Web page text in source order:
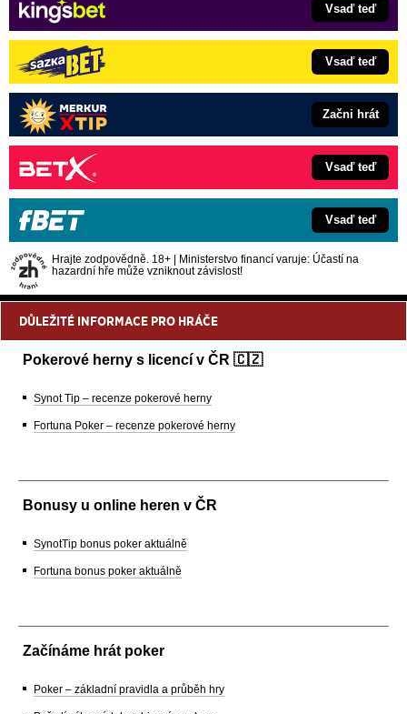
Vsaď teď
Vsaď teď
Začni hrát
Vsaď teď
Vsaď teď
Hrajte zodpovědně. 18+ | Ministerstvo financí varuje: Účastí na
hazardní hře může vzniknout závislost!
DŮLEŽITÉ INFORMACE PRO HRÁČE
Pokerové herny s licencí v ČR 🇨🇿
Synot Tip – recenze pokerové herny
Fortuna Poker – recenze pokerové herny
Bonusy u online heren v ČR
SynotTip bonus poker aktuálně
Fortuna bonus poker aktuálně
Začínáme hrát poker
Poker – základní pravidla a průběh hry